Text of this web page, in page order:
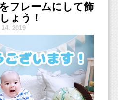
ので、
は、
くれている男の子の七五
。
blog_dtl/entry/875
フレームにして飾
ょう！
14. 2019